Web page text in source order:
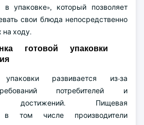
упаковке», который позволяет
свои блюда непосредственно
на ходу.
готовой упаковки
развивается из-за
потребителей и
достижений. Пищевая
в том числе производители